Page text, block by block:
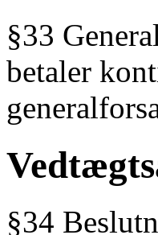
§33
betaler
§34